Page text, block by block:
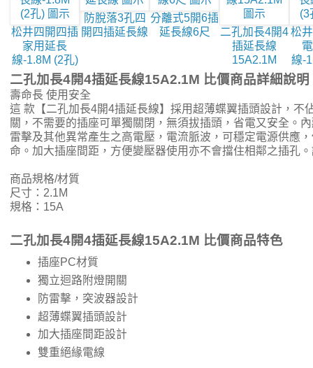
松井四開四插
家用延長
線-1.8M (2孔)
防脫落3孔四
開四插延長線
分離式5開6插
延長線6尺
二孔加長4開4
插延長線
15A2.1M
松
線-
二孔加長4開4插延長線15A2.1M 比價商品詳細說明
壽命長 使用安全
這 款【二孔加長4開4插延長線】採用超薄蝶翼插頭設計，不
關，不需要的插座可單獨關閉，無須拔插頭，省電又安全。
雷擊及其他異常產生之高電壓，電流脈波，可穩定電源供應
命。加大插座間距，方便變壓器使用亦不會擋住相鄰之插孔
商品規格/材質
尺寸：2.1M
規格：15A
二孔加長4開4插延長線15A2.1M 比價商品特色
插座PC材質
獨立迴路附燈開關
防雷擊，突波器設計
超薄蝶翼插頭設計
加大插座間距設計
雙重絕緣電線